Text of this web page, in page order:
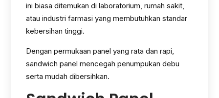
ini biasa ditemukan di laboratorium, rumah sakit,
atau industri farmasi yang membutuhkan standar
kebersihan tinggi.
Dengan permukaan panel yang rata dan rapi,
sandwich panel mencegah penumpukan debu
serta mudah dibersihkan.